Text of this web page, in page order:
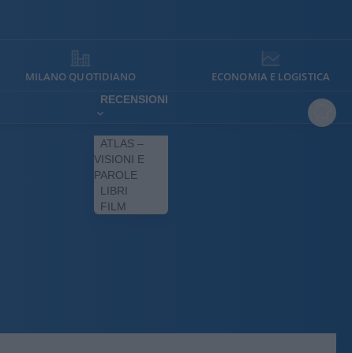
MILANO QUOTIDIANO ECONOMIA E LOGISTICA
RECENSIONI
ATLAS –
VISIONI E
PAROLE
LIBRI
FILM